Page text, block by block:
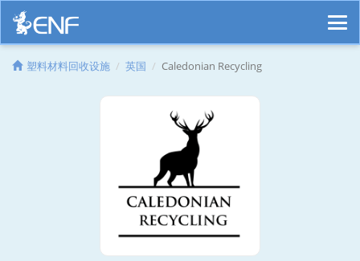
塑料材料回收设施 英国 Caledonian Recycling